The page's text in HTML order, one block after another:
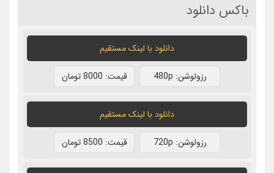
باکس دانلود
دانلود با لينک مستقيم
رزولوشن: 480p قيمت: 8000 تومان
دانلود با لينک مستقيم
رزولوشن: 720p قيمت: 8500 تومان